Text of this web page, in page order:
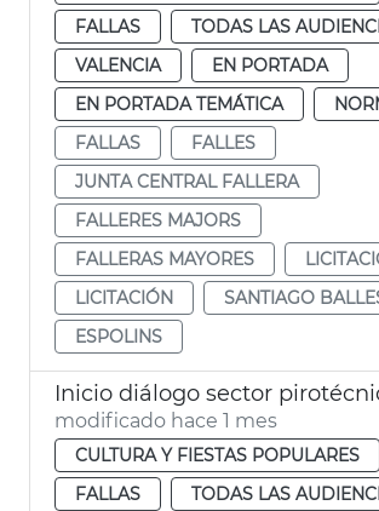
FALLAS
TODAS LAS
VALENCIA
EN PORTADA
EN PORTADA TEMÁTICA
FALLAS
FALLES
JUNTA CENTRAL FALLERA
FALLERES MAJORS
FALLERAS MAYORES
LICITACIÓN
SANTIAGO
ESPOLINS
modificado hace 1 mes
CULTURA Y FIESTAS POPULARES
FALLAS
TODAS LAS